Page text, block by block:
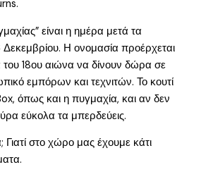
είναι η ημέρα μετά τα
Η ονομασία προέρχεται
του 18ου αιώνα να δίνουν δώρα σε
εμπόρων και τεχνιτών. Το κουτί
όπως και η πυγμαχία, και αν δεν
εύκολα τα μπερδεύεις.
Γιατί στο χώρο μας έχουμε κάτι